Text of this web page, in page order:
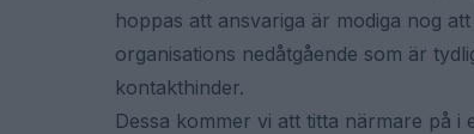
hoppas att ansvariga är modiga nog
organisations nedåtgående som är
kontakthinder.
Dessa kommer vi att titta närmare på i